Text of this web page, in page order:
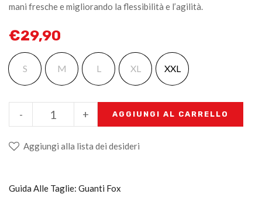
mani fresche e migliorando la flessibilità e l’agilità.
€29,90
S M L XL XXL
+
- AGGIUNGI AL CARRELLO
Aggiungi alla lista dei desideri
Guida Alle Taglie: Guanti Fox